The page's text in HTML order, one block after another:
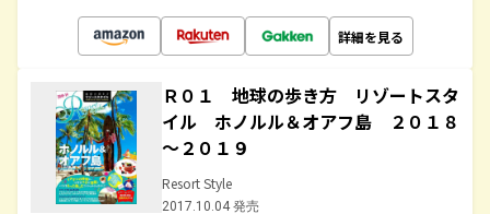
詳細を見る
Ｒ０１ 地球の歩き方 リゾートスタ
イル ホノルル＆オアフ島 ２０１８
～２０１９
Resort Style
2017.10.04 発売